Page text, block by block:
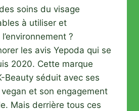
soins du visage
à utiliser et
?
les avis Yepoda qui se
2020. Cette marque
Beauty séduit avec ses
et son engagement
Mais derrière tous ces